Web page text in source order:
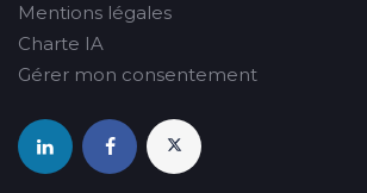
Mentions légales
Charte IA
Gérer mon consentement